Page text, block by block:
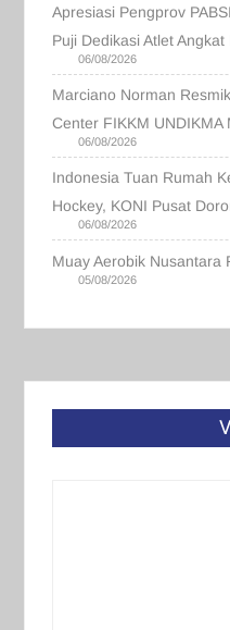
Apresiasi Pengprov
Puji Dedikasi Atlet Angkat
06/08/2026
Marciano Norman
Center FIKKM UNDIKMA
06/08/2026
Indonesia Tuan Rumah
Hockey, KONI Pusat
06/08/2026
Muay Aerobik Nusantara
05/08/2026